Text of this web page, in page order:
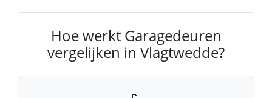
Hoe werkt Garagedeuren
vergelijken in Vlagtwedde?